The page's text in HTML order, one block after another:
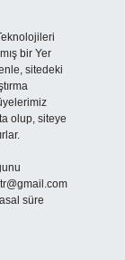
bir Yer
sitedeki
olup, siteye
süre